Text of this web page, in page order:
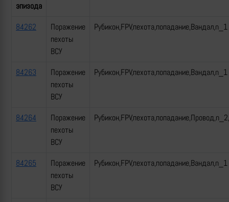
эпизода
84262
Поражение
пехоты
ВСУ
Рубикон,FPV,пехота,попадание,Вандал,n_1
84263
Поражение
пехоты
ВСУ
Рубикон,FPV,пехота,попадание,Вандал,n_1
84264
Поражение
пехоты
ВСУ
84265
Поражение
пехоты
ВСУ
Рубикон,FPV,пехота,попадание,Вандал,n_1